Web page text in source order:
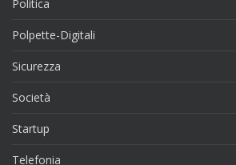
Politica
Polpette-Digitali
Sicurezza
Società
Startup
Telefonia